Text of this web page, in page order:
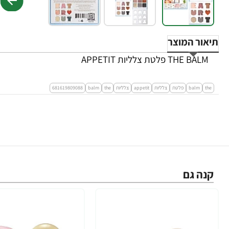
תיאור המוצר
THE BALM פלטת צלליות APPETIT
the
balm פלטת צלליות appetit צלליות the
balm
681619809088
קנה גם